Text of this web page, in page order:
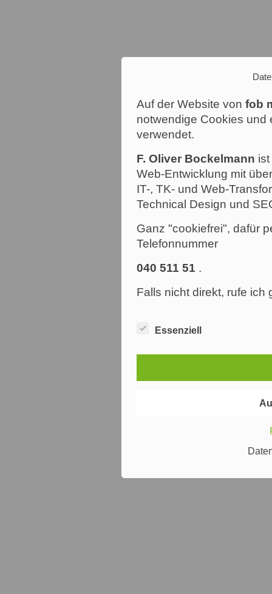
Auf der Website von fob
notwendige Cookies und
verwendet.
F. Oliver Bockelmann
Web-Entwicklung mit
IT-, TK- und Web-
Technical Design und
Ganz "cookiefrei", dafür
Telefonnummer
040 511 51 .
Falls nicht direkt, rufe ich
Essenziell